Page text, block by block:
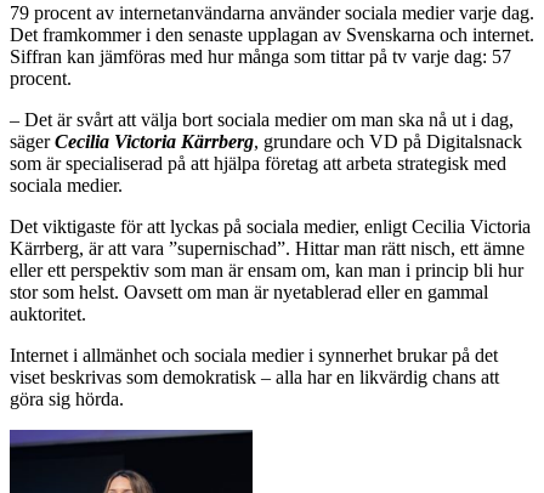
79 procent av internetanvändarna använder sociala medier varje dag.
Det framkommer i den senaste upplagan av Svenskarna och internet.
Siffran kan jämföras med hur många som tittar på tv varje dag: 57
procent.
– Det är svårt att välja bort sociala medier om man ska nå ut i dag,
säger Cecilia Victoria Kärrberg, grundare och VD på Digitalsnack
som är specialiserad på att hjälpa företag att arbeta strategisk med
sociala medier.
Det viktigaste för att lyckas på sociala medier, enligt Cecilia Victoria
Kärrberg, är att vara ”supernischad”. Hittar man rätt nisch, ett ämne
eller ett perspektiv som man är ensam om, kan man i princip bli hur
stor som helst. Oavsett om man är nyetablerad eller en gammal
auktoritet.
Internet i allmänhet och sociala medier i synnerhet brukar på det
viset beskrivas som demokratisk – alla har en likvärdig chans att
göra sig hörda.